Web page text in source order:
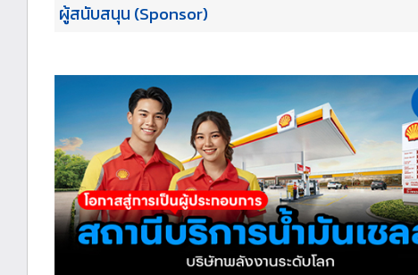
ผู้สนับสนุน (Sponsor)